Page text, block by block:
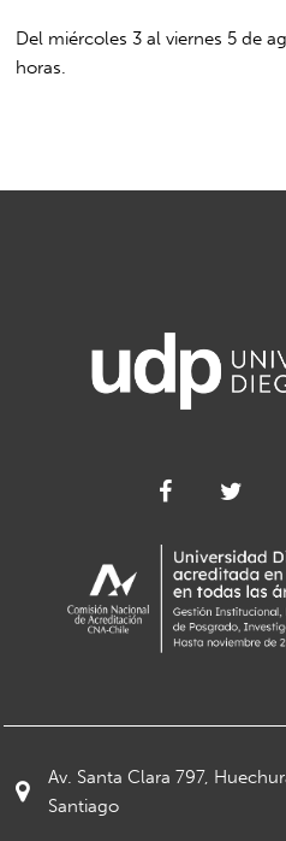
Del miércoles 3 al viernes 5 de
horas.
Av. Santa Clara 797,
Santiago